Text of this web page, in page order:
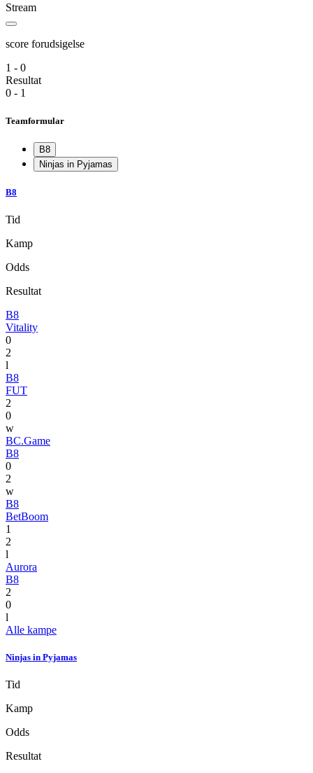
Stream
score forudsigelse
1 - 0
Resultat
0 - 1
Teamformular
B8
Ninjas in Pyjamas
B8
Tid
Kamp
Odds
Resultat
B8
Vitality
0
2
l
B8
FUT
2
0
w
BC.Game
B8
0
2
w
B8
BetBoom
1
2
l
Aurora
B8
2
0
l
Alle kampe
Ninjas in Pyjamas
Tid
Kamp
Odds
Resultat